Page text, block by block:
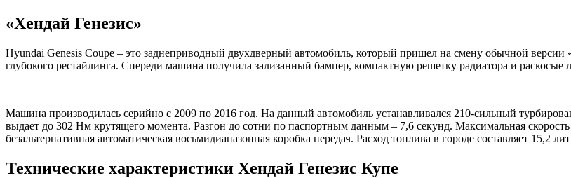
«Хендай Генезис»
Hyundai Genesis Coupe – это заднеприводный двухдверный автомобиль, который пришел на смену обычной версии
глубокого рестайлинга. Спереди машина получила зализанный бампер, компактную решетку радиатора и
Машина производилась серийно с 2009 по 2016 год. На данный автомобиль устанавливался 210-сильный
выдает до 302 Нм крутящего момента. Разгон до сотни по паспортным данным – 7,6 секунд. Максимальная скорость
безальтернативная автоматическая восьмидиапазонная коробка передач. Расход топлива в городе составляет 15,2
Технические характеристики Хендай Генезис Купе